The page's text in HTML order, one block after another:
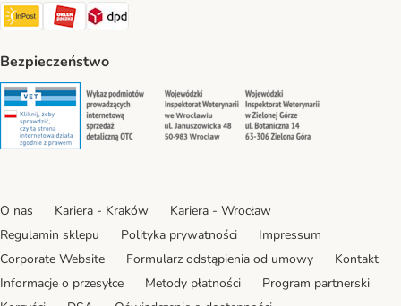
Paczkomat® Shipping Method
ORLEN Paczka Shipping Method
DPD Shipping Method
Bezpieczeństwo
Security Security Security
O nas Kariera - Kraków
Kariera - Wrocław
Regulamin sklepu
Polityka prywatności
Impressum
Corporate Website
Formularz odstąpienia od umowy
Kontakt
Informacje o przesyłce
Metody płatności
Program partnerski